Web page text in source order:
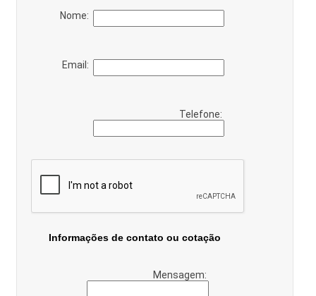
Nome:
Email:
Telefone:
Informações de contato ou cotação
Mensagem: